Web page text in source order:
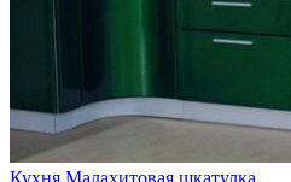
Кухня Малахитовая шкатулка